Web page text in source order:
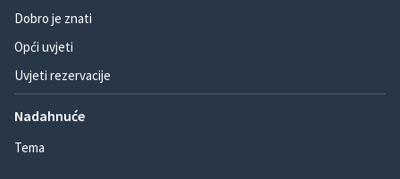
Dobro je znati
Opći uvjeti
Uvjeti rezervacije
Nadahnuće
Tema